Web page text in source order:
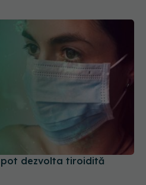
pot dezvolta tiroidită